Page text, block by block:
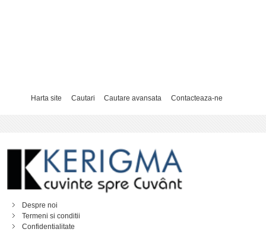
Harta site Cautari Cautare avansata Contacteaza-ne
Despre noi
Termeni si conditii
Confidentialitate